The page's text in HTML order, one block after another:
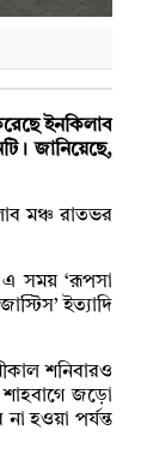
ইনকিলাব
জানিয়েছে,
মঞ্চ রাতভর
এ সময় ‘রূপসা
ইত্যাদি
শনিবারও
জড়ো
হওয়া পর্যন্ত